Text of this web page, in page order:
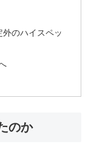
のハイスペッ
のか